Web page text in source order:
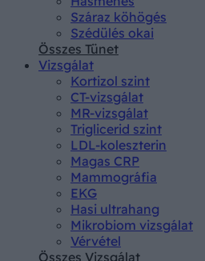
Száraz köhögés
Szédülés okai
Összes Tünet
Vizsgálat
Kortizol szint
CT-vizsgálat
MR-vizsgálat
Triglicerid szint
LDL-koleszterin
Magas CRP
Mammográfia
EKG
Hasi ultrahang
Mikrobiom vizsgálat
Vérvétel
Összes Vizsgálat